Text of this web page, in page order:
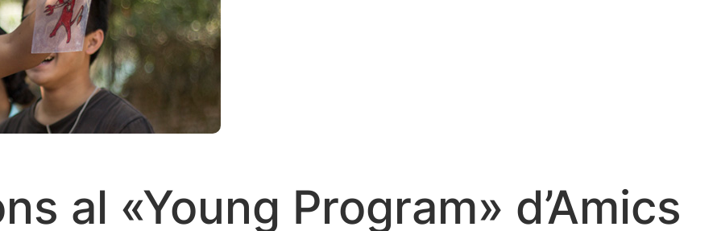
al «Young Program» d’Amics